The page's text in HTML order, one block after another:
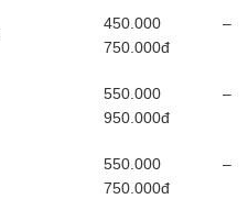
450.000 –
750.000đ
550.000 –
950.000đ
550.000 –
750.000đ